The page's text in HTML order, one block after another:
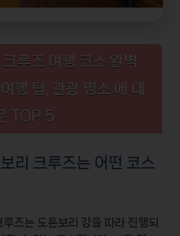
루즈 여행 코스 완벽
행 팁, 관광 명소 에 대
TOP 5
리 크루즈는 어떤 코스
루즈는 도톤보리 강을 따라 진행되